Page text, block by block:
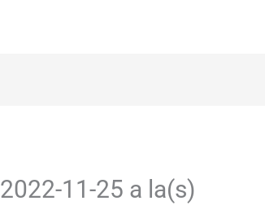
11-25 a la(s)